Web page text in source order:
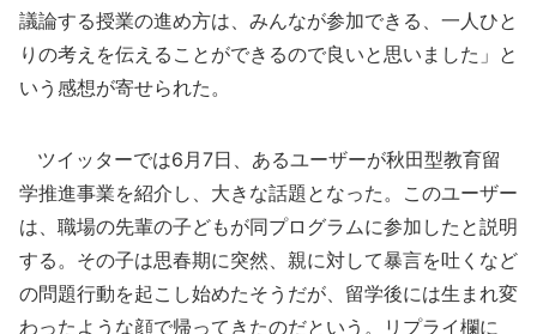
議論する授業の進め方は、みんなが参加できる、一人ひと
りの考えを伝えることができるので良いと思いました」と
いう感想が寄せられた。
ツイッターでは6月7日、あるユーザーが秋田型教育留
学推進事業を紹介し、大きな話題となった。このユーザー
は、職場の先輩の子どもが同プログラムに参加したと説明
する。その子は思春期に突然、親に対して暴言を吐くなど
の問題行動を起こし始めたそうだが、留学後には生まれ変
わったような顔で帰ってきたのだという。リプライ欄に